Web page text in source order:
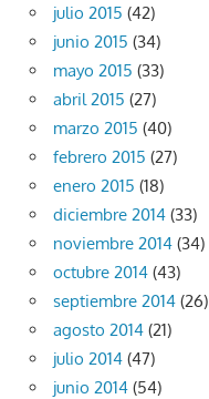
julio 2015 (42)
junio 2015 (34)
mayo 2015 (33)
abril 2015 (27)
marzo 2015 (40)
febrero 2015 (27)
enero 2015 (18)
diciembre 2014 (33)
noviembre 2014 (34)
octubre 2014 (43)
septiembre 2014 (26)
agosto 2014 (21)
julio 2014 (47)
junio 2014 (54)